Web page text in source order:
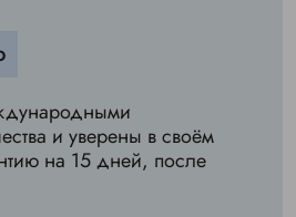
и уверены в своём
на 15 дней, после